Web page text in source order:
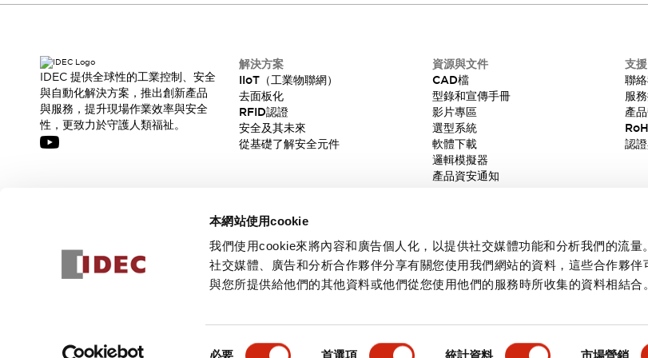
本網站使用cookie
我們使用cookie來將內容和廣告個人化，以提供社交媒體功能和分析我們的流量
社交媒體、廣告和分析合作夥伴分享有關您使用我們網站的資料，這些合作夥伴
與您所提供給他們的其他資料或他們從您使用他們的服務時所收集的資料相結合。
必要 首選項 統計資料 市場營銷
IDEC 提供全球性的工業控制、安全
與自動化解決方案，推出創新產品
與服務，提升現場作業效率與安全
性，更致力於守護人類福祉。
解決方案
IIoT（工業物聯網）
去面板化
RFID認證
安全及其未來
從基礎了解安全元件
資源與文件
CAD檔
型錄和宣傳手冊
影片專區
選型系統
軟體下載
邏輯模擬器
產品資安通知
支援
聯
服
產
認
訂閱
隱私權政策使用條款